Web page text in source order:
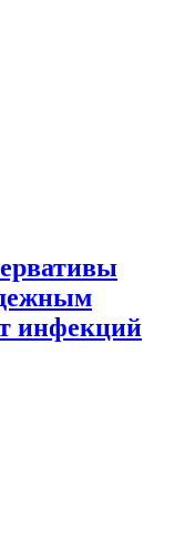
инфекций